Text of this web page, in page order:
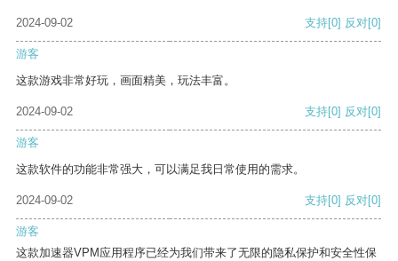
2024-09-02 支持[0] 反对[0]
游客
这款游戏非常好玩，画面精美，玩法丰富。
2024-09-02 支持[0] 反对[0]
游客
这款软件的功能非常强大，可以满足我日常使用的需求。
2024-09-02 支持[0] 反对[0]
游客
这款加速器VPM应用程序已经为我们带来了无限的隐私保护和安全性保